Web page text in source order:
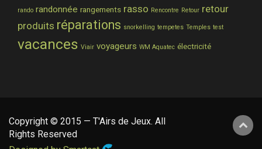
rando randonnée rangements rasso Rencontre Retour retour
produits réparations snorkelling tempetes Temples test
vacances Viair voyageurs WM Aquatec électricité
Copyright © 2015 — T'Airs de Jeux. All
Rights Reserved